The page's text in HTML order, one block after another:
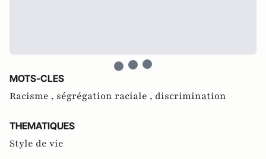
MOTS-CLES
Racisme , ségrégation raciale , discrimination
THEMATIQUES
Style de vie